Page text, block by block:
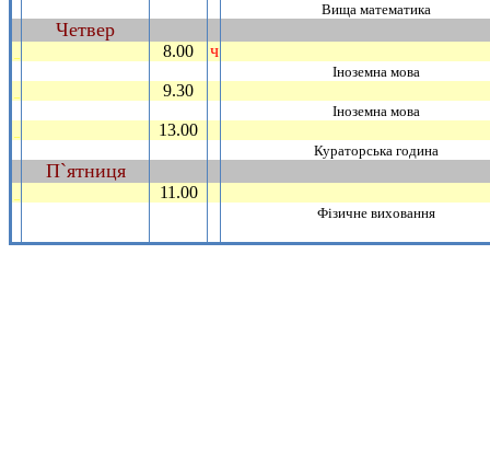
Вища математика
Четвер
8.00 ч
Iноземна мова
9.30
Iноземна мова
13.00
Кураторська година
П`ятниця
11.00
Фiзичне виховання